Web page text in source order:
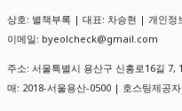
상호: 별책부록 | 대표: 차승현 | 개인정
이메일: byeolcheck@gmail.com
주소: 서울특별시 용산구 신흥로16길 7,
매: 2018-서울용산-0500 | 호스팅제공